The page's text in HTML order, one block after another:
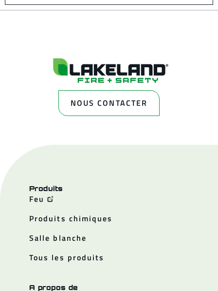
NOUS CONTACTER
Produits
Feu
Produits chimiques
Salle blanche
Tous les produits
A propos de